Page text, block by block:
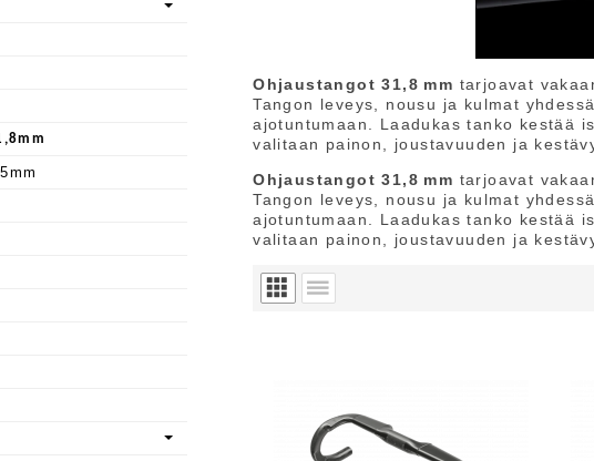
Ohjaustangot 31,8 mm tarjoavat
Tangon leveys, nousu ja kulmat
ajotuntumaan. Laadukas tanko kestää
valitaan painon, joustavuuden ja
Ohjaustangot 31,8 mm tarjoavat
Tangon leveys, nousu ja kulmat
ajotuntumaan. Laadukas tanko kestää
valitaan painon, joustavuuden ja